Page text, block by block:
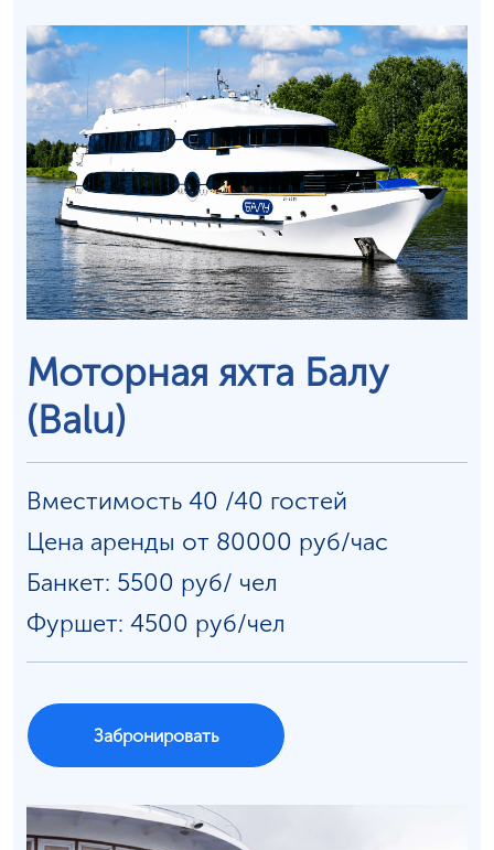
Моторная яхта Балу
(Balu)
Вместимость 40 /40 гостей
Цена аренды от 80000 руб/час
Банкет: 5500 руб/ чел
Фуршет: 4500 руб/чел
Забронировать